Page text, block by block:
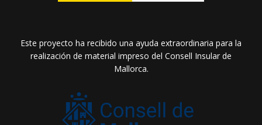
Este proyecto ha recibido una ayuda extraordinaria para la
realización de material impreso del Consell Insular de
Mallorca.